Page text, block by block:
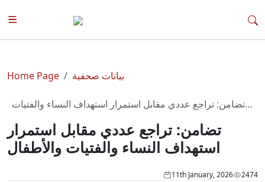
Home Page بيانات صحفية
تضامن: تراجع عددي مقابل استمرار استهداف النساء والفتيات
تضامن: تراجع عددي مقابل استمرار
استهداف النساء والفتيات والأطفال
11th January, 2026 2474